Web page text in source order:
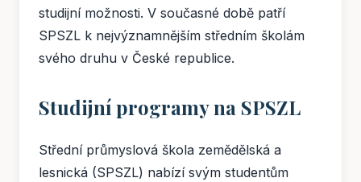
studijní možnosti. V současné době patří
SPSZL k nejvýznamnějším středním školám
svého druhu v České republice.
Studijní programy na SPSZL
Střední průmyslová škola zemědělská a
lesnická (SPSZL) nabízí svým studentům